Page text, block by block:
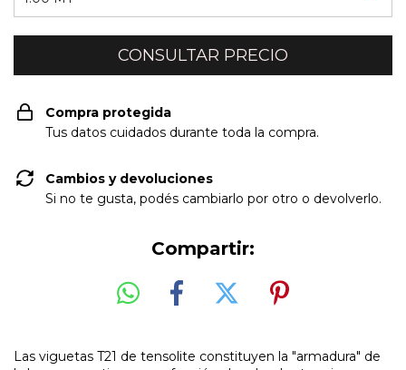
Compra protegida
Tus datos cuidados durante toda la compra.
Cambios y devoluciones
Si no te gusta, podés cambiarlo por otro o devolverlo.
Compartir:
Las viguetas T21 de tensolite constituyen la "armadura" de